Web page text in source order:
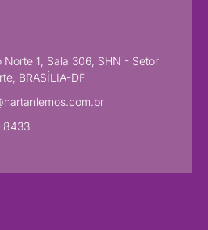
Norte 1, Sala 306, SHN - Setor
BRASÍLIA-DF
8433